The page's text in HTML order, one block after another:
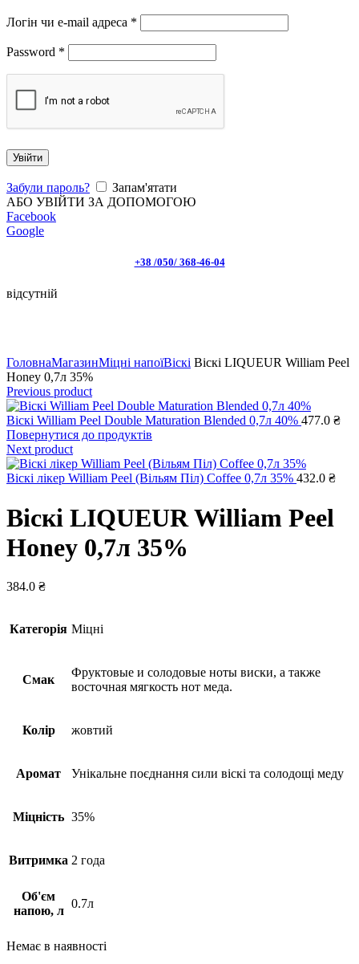
Логін чи e-mail адреса *
Password *
Увійти
Забули пароль?
Запам'ятати
АБО УВІЙТИ ЗА ДОПОМОГОЮ
Facebook
Google
+38 /050/ 368-46-04
відсутній
ГоловнаМагазинМіцні напоїВіскі Віскі LIQUEUR William Peel
Honey 0,7л 35%
Previous product
Віскі William Peel Double Maturation Blended 0,7л 40% 477.0 ₴
Повернутися до продуктів
Next product
Віскі лікер William Peel (Вільям Піл) Coffee 0,7л 35% 432.0 ₴
Віскі LIQUEUR William Peel
Honey 0,7л 35%
384.0 ₴
Категорія Міцні
Смак
Фруктовые и солодовые ноты виски, а также
восточная мягкость нот меда.
Колір жовтий
Аромат Унікальне поєднання сили віскі та солодощі меду
Міцність 35%
Витримка 2 года
Об'єм
напою, л
0.7л
Немає в наявності